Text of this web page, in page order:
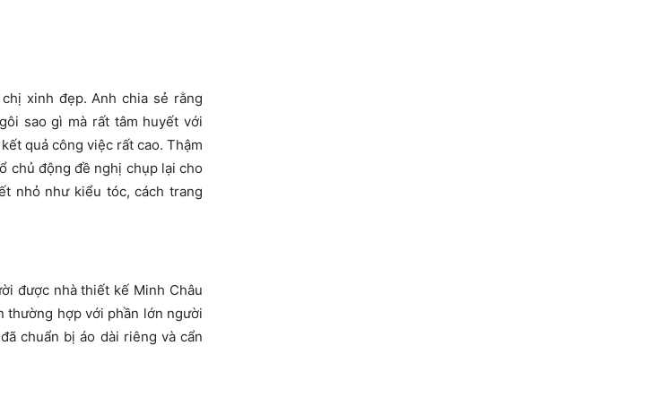
xinh đẹp. Anh chia sẻ rằng
sao gì mà rất tâm huyết với
quả công việc rất cao. Thậm
chủ động đề nghị chụp lại cho
nhỏ như kiểu tóc, cách trang
được nhà thiết kế Minh Châu
thường hợp với phần lớn người
chuẩn bị áo dài riêng và cẩn